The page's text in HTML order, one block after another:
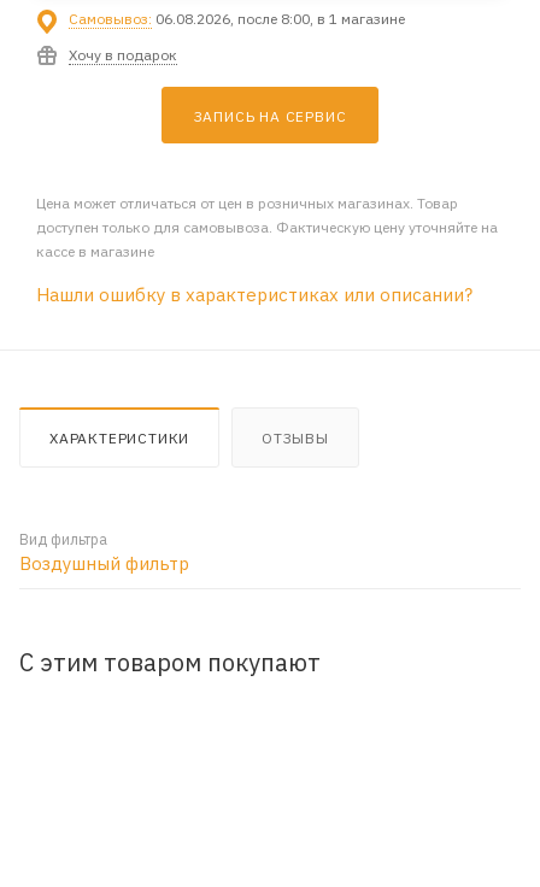
Самовывоз: 06.08.2026, после 8:00, в 1 магазине
Хочу в подарок
ЗАПИСЬ НА СЕРВИС
Цена может отличаться от цен в розничных магазинах. Товар
доступен только для самовывоза. Фактическую цену уточняйте на
кассе в магазине
Нашли ошибку в характеристиках или описании?
ХАРАКТЕРИСТИКИ ОТЗЫВЫ
Вид фильтра
Воздушный фильтр
С этим товаром покупают